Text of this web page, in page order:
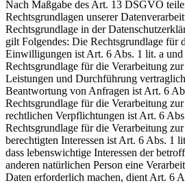
Nach Maßgabe des Art. 13 DSGVO
Rechtsgrundlagen unserer
Rechtsgrundlage in der
gilt Folgendes: Die Rechtsgrundlage für
Einwilligungen ist Art. 6 Abs. 1 lit. a
Rechtsgrundlage für die Verarbeitung
Leistungen und Durchführung
Beantwortung von Anfragen ist Art. 6
Rechtsgrundlage für die Verarbeitung
rechtlichen Verpflichtungen ist Art. 6
Rechtsgrundlage für die Verarbeitung
berechtigten Interessen ist Art. 6 Abs. 1
dass lebenswichtige Interessen der
anderen natürlichen Person eine
Daten erforderlich machen, dient Art. 6